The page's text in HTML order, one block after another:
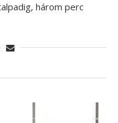
három perc